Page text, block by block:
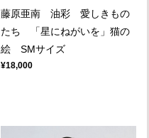
藤原亜南 油彩 愛しきもの
たち 「星にねがいを」猫の
絵 SMサイズ
¥18,000